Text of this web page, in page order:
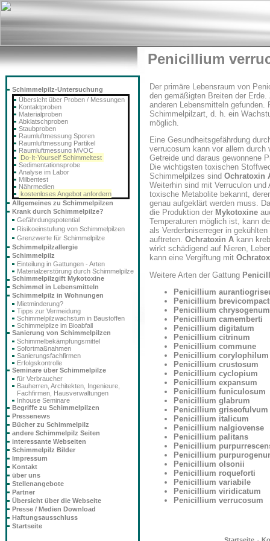
Penicillium
Der primäre Lebensraum von
den gemäßigten Breiten der
anderen Lebensmitteln
Schimmelpilzart, d. h. ein
möglich.
Eine Gesundheitsgefährdung
verrucosum kann vor allem durch
Getreide und daraus gewonnene
Die wichtigsten toxischen
Schimmelpilzes sind Ochratoxin
Weiterhin sind mit Verruculon und
toxische Metabolite bekannt,
genau aufgeklärt werden muss.
die Produktion der Mykotoxine
Temperaturen möglich ist, kann
als Verderbniserreger in
auftreten. Ochratoxin A kann
wirkt schädigend auf Nieren,
kann eine Vergiftung mit
Weitere Arten der Gattung
Penicillium
Penicillium
Penicillium chrysogenum
Penicillium camemberti
Penicillium digitatum
Penicillium citrinum
Penicillium commune
Penicillium corylophilum
Penicillium crustosum
Penicillium cyclopium
Penicillium expansum
Penicillium funiculosum
Penicillium glabrum
Penicillium griseofulvum
Penicillium italicum
Penicillium nalgiovense
Penicillium palitans
Penicillium
Penicillium
Penicillium olsonii
Penicillium roqueforti
Penicillium variabile
Penicillium viridicatum
Penicillium verrucosum
Schimmelpilz-Untersuchung
Übersicht über Proben / Messungen
Kontaktproben
Materialproben
Abklatschproben
Staubproben
Raumluftmessung Sporen
Raumluftmessung Partikel
Raumluftmessung MVOC
Do-It-Yourself Schimmeltest
Sedimentationsprobe
Analyse im Labor
Milbentest
Nährmedien
kostenloses Angebot anfordern
Allgemeines zu Schimmelpilzen
Krank durch Schimmelpilze?
Gefährdungspotential
Risikoeinstufung von Schimmelpilzen
Grenzwerte für Schimmelpilze
Schimmelpilzallergie
Schimmelpilz
Einteilung in Gattungen - Arten
Materialzerstörung durch Schimmelpilze
Schimmelpilzgift Mykotoxine
Schimmel in Lebensmitteln
Schimmelpilz in Wohnungen
Mietminderung?
Tipps zur Vermeidung
Schimmelpilzwachstum in Baustoffen
Schimmelpilze im Bioabfall
Sanierung von Schimmelpilzen
Schimmelbekämpfungsmittel
Sofortmaßnahmen
Sanierungsfachfirmen
Erfolgskontrolle
Seminare über Schimmelpilze
für Verbraucher
Bauherren, Architekten, Ingenieure,
Fachfirmen, Hausverwaltungen
Inhouse Seminare
Begriffe zu Schimmelpilzen
Pressenews
Bücher zu Schimmelpilz
andere Schimmelpilz Seiten
interessante Webseiten
Schimmelpilz Bilder
Impressum
Kontakt
über uns
Stellenangebote
Partner
Übersicht über die Webseite
Presse / Medien Download
Haftungsausschluss
Startseite